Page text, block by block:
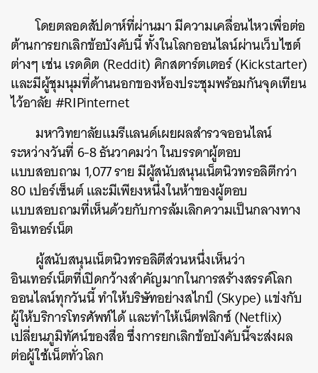
โดยตลอดสัปดาห์ที่ผ่านมา มีความเคลื่อนไหวเพื่อต่อ
ต้านการยกเลิกข้อบังคับนี้ ทั้งในโลกออนไลน์ผ่านเว็บไซต์
ต่างๆ เช่น เรดดิต (Reddit) คิกสตาร์ตเตอร์ (Kickstarter)
และมีผู้ชุมนุมที่ด้านนอกของห้องประชุมพร้อมกันจุดเทียน
ไว้อาลัย #RIPinternet
มหาวิทยาลัยแมรีแลนด์เผยผลสำรวจออนไลน์
ระหว่างวันที่ 6-8 ธันวาคมว่า ในบรรดาผู้ตอบ
แบบสอบถาม 1,077 ราย มีผู้สนับสนุนเน็ตนิวทรอลิตีกว่า
80 เปอร์เซ็นต์ และมีเพียงหนึ่งในห้าของผู้ตอบ
แบบสอบถามที่เห็นด้วยกับการล้มเลิกความเป็นกลางทาง
อินเทอร์เน็ต
ผู้สนับสนุนเน็ตนิวทรอลิตีส่วนหนึ่งเห็นว่า
อินเทอร์เน็ตที่เปิดกว้างสำคัญมากในการสร้างสรรค์โลก
ออนไลน์ทุกวันนี้ ทำให้บริษัทอย่างสไกป์ (Skype) แข่งกับ
ผู้ให้บริการโทรศัพท์ได้ และทำให้เน็ตฟลิกซ์ (Netflix)
เปลี่ยนภูมิทัศน์ของสื่อ ซึ่งการยกเลิกข้อบังคับนี้จะส่งผล
ต่อผู้ใช้เน็ตทั่วโลก